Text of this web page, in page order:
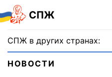
СПЖ
СПЖ в других странах:
НОВОСТИ